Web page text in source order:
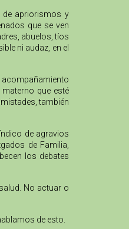
de apriorismos y
que se ven
abuelos, tíos
ni audaz, en el
que esté
también
de agravios
de Familia,
los debates
No actuar o
de esto.